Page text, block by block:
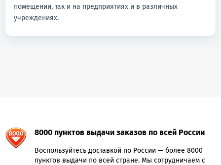
помещении, так и на предприятиях и в различных
учреждениях.
8000 пунктов выдачи заказов по всей России
Воспользуйтесь доставкой по России — более 8000
пунктов выдачи по всей стране. Мы сотрудничаем с